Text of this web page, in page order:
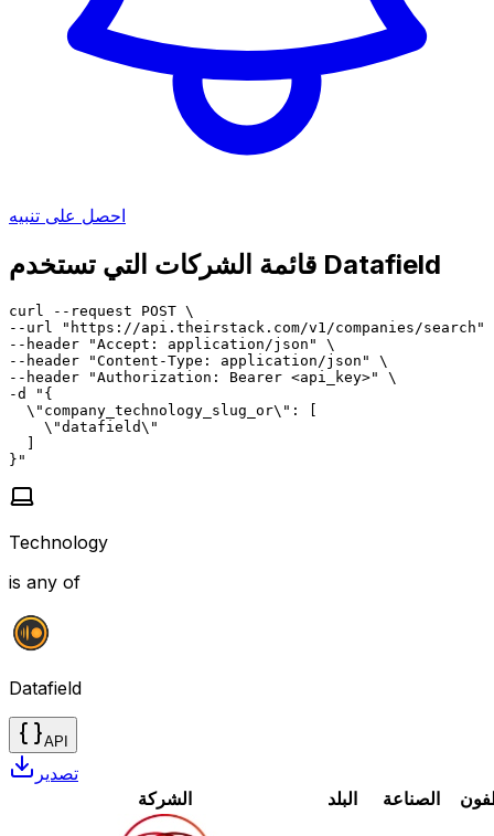
احصل على تنبيه
قائمة الشركات التي تستخدم Datafield
curl --request POST \
--url "https://api.theirstack.com/v1/companies/search"
--header "Accept: application/json" \
--header "Content-Type: application/json" \
--header "Authorization: Bearer <api_key>" \
-d "{
  \"company_technology_slug_or\": [
    \"datafield\"
  ]
}"
Technology
is any of
Datafield
API
تصدير
الشركة
البلد الصناعة